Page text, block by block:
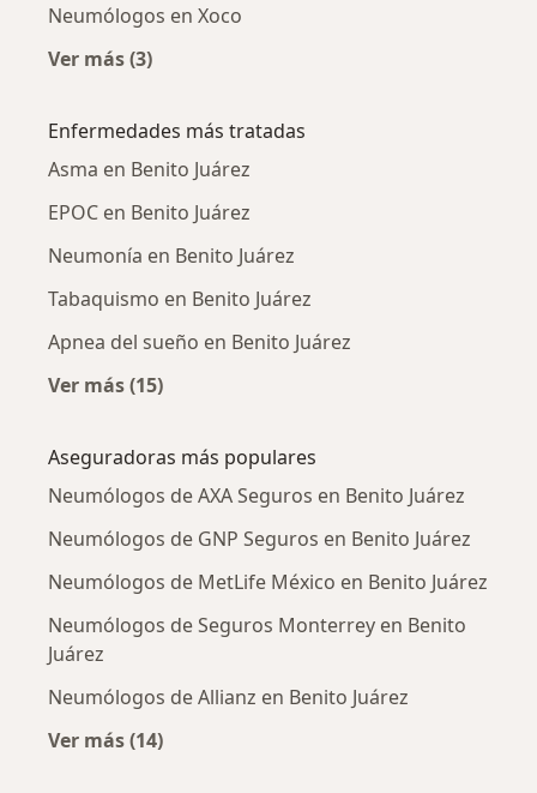
Neumólogos en Xoco
Ver más (3)
Enfermedades más tratadas
Asma en Benito Juárez
EPOC en Benito Juárez
Neumonía en Benito Juárez
Tabaquismo en Benito Juárez
Apnea del sueño en Benito Juárez
Ver más (15)
Aseguradoras más populares
Neumólogos de AXA Seguros en Benito Juárez
Neumólogos de GNP Seguros en Benito Juárez
Neumólogos de MetLife México en Benito Juárez
Neumólogos de Seguros Monterrey en Benito
Juárez
Neumólogos de Allianz en Benito Juárez
Ver más (14)